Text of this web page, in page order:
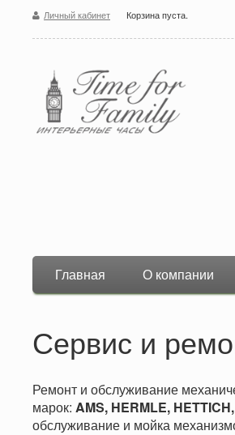
Личный кабинет Корзина пуста.
Главная О компании
Сервис и
Ремонт и обслуживание
марок: AMS, HERMLE,
обслуживание и мойка